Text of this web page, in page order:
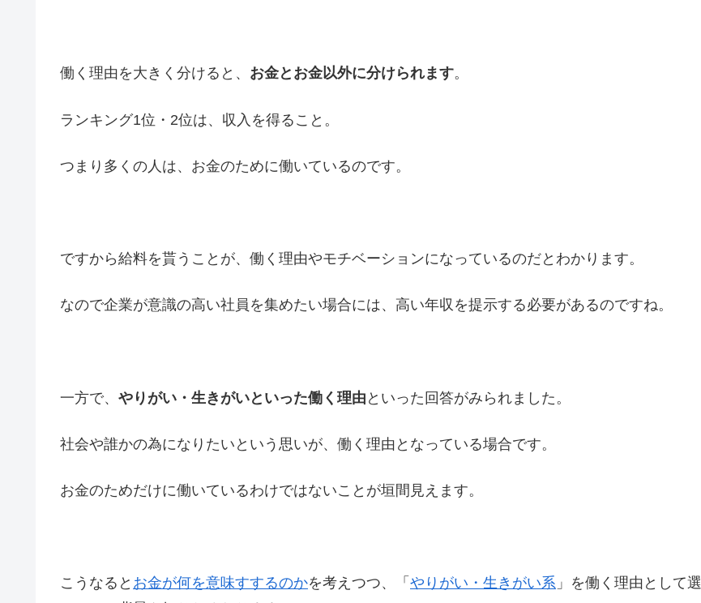
働く理由を大きく分けると、 お金とお金以外に分けられます。
ランキング1位・2位は、収入を得ること。
つまり多くの人は、お金のために働いているのです。
ですから給料を貰うことが、働く理由やモチベーションになっているのだとわかります。
なので企業が意識の高い社員を集めたい場合には、高い年収を提示する必要があるのですね。
一方で、 やりがい・生きがいといった働く理由 といった回答がみられました。
社会や誰かの為になりたいという思いが、働く理由となっている場合です。
お金のためだけに働いているわけではないことが垣間見えます。
こうなると お金が何を意味すするのかを考えつつ、「 やりがい・生きがい系 」を働く理由として選